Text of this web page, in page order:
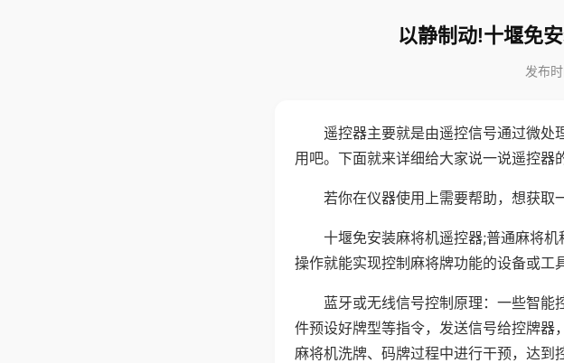
以静制动!十堰免
发布
遥控器主要就是由遥控信号通过微处
用吧。下面就来详细给大家说一说遥控器
若你在仪器使用上需要帮助，想获取
十堰免安装麻将机遥控器;普通麻将
操作就能实现控制麻将牌功能的设备或工具
蓝牙或无线信号控制原理：一些智能
件预设好牌型等指令，发送信号给控牌器
麻将机洗牌、码牌过程中进行干预，达到